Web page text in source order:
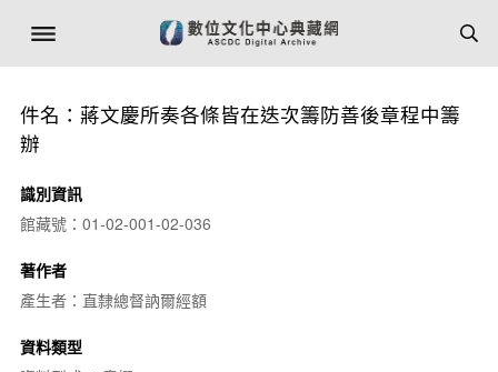
件名：蔣文慶所奏各條皆在迭次籌防善後章程中籌
辦
識別資訊
館藏號：01-02-001-02-036
著作者
產生者：直隸總督訥爾經額
資料類型